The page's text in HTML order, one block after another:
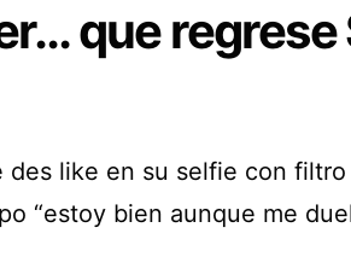
que regrese
des like en su selfie con
“estoy bien aunque me